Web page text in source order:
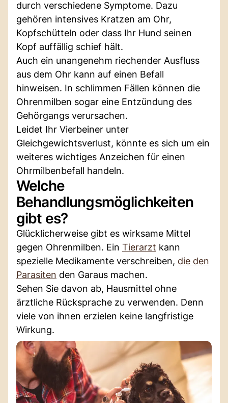
durch verschiedene Symptome. Dazu
gehören intensives Kratzen am Ohr,
Kopfschütteln oder dass Ihr Hund seinen
Kopf auffällig schief hält.
Auch ein unangenehm riechender Ausfluss
aus dem Ohr kann auf einen Befall
hinweisen. In schlimmen Fällen können die
Ohrenmilben sogar eine Entzündung des
Gehörgangs verursachen.
Leidet Ihr Vierbeiner unter
Gleichgewichtsverlust, könnte es sich um ein
weiteres wichtiges Anzeichen für einen
Ohrmilbenbefall handeln.
Welche
Behandlungsmöglichkeiten
gibt es?
Glücklicherweise gibt es wirksame Mittel
gegen Ohrenmilben. Ein Tierarzt kann
spezielle Medikamente verschreiben, die den
Parasiten den Garaus machen.
Sehen Sie davon ab, Hausmittel ohne
ärztliche Rücksprache zu verwenden. Denn
viele von ihnen erzielen keine langfristige
Wirkung.